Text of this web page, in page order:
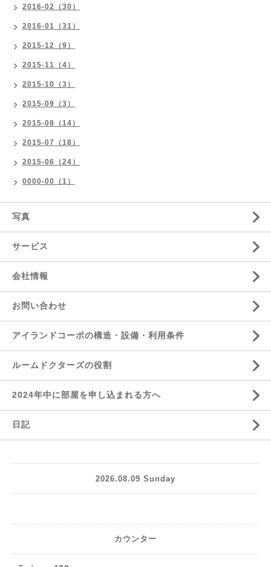
2016-02（30）
2016-01（31）
2015-12（9）
2015-11（4）
2015-10（3）
2015-09（3）
2015-08（14）
2015-07（18）
2015-06（24）
0000-00（1）
写真
サービス
会社情報
お問い合わせ
アイランドコーポの構造・設備・利用条件
ルームドクターズの役割
2024年中に部屋を申し込まれる方へ
日記
2026.08.09 Sunday
カウンター